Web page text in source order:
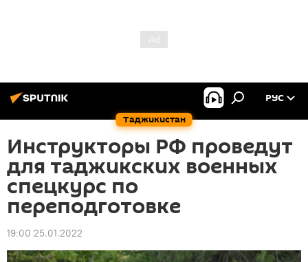
Таджикистан
РУС
Инструкторы РФ проведут
для таджикских военных
спецкурс по
переподготовке
19:00 25.01.2022